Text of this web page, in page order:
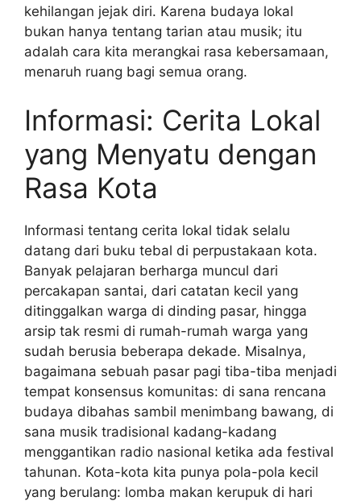
kehilangan jejak diri. Karena budaya lokal
bukan hanya tentang tarian atau musik; itu
adalah cara kita merangkai rasa kebersamaan,
menaruh ruang bagi semua orang.
Informasi: Cerita Lokal
yang Menyatu dengan
Rasa Kota
Informasi tentang cerita lokal tidak selalu
datang dari buku tebal di perpustakaan kota.
Banyak pelajaran berharga muncul dari
percakapan santai, dari catatan kecil yang
ditinggalkan warga di dinding pasar, hingga
arsip tak resmi di rumah-rumah warga yang
sudah berusia beberapa dekade. Misalnya,
bagaimana sebuah pasar pagi tiba-tiba menjadi
tempat konsensus komunitas: di sana rencana
budaya dibahas sambil menimbang bawang, di
sana musik tradisional kadang-kadang
menggantikan radio nasional ketika ada festival
tahunan. Kota-kota kita punya pola-pola kecil
yang berulang: lomba makan kerupuk di hari